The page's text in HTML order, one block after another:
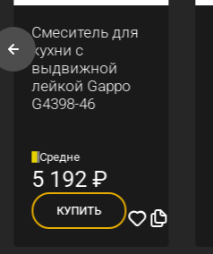
Смеситель для
кухни с
выдвижной
лейкой Gappo
G4398-46
Средне
5 192₽
КУПИТЬ